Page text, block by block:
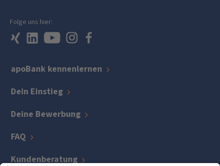
apoBank kennenlernen
Dein Einstieg
Deine Bewerbung
FAQ
Kundenberatung
Folge uns hier: